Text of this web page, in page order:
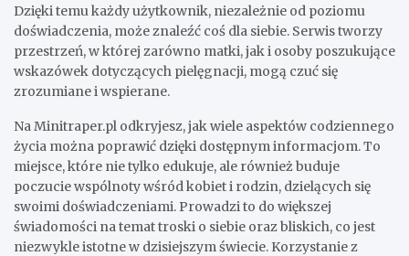
Dzięki temu każdy użytkownik, niezależnie od poziomu
doświadczenia, może znaleźć coś dla siebie. Serwis tworzy
przestrzeń, w której zarówno matki, jak i osoby poszukujące
wskazówek dotyczących pielęgnacji, mogą czuć się
zrozumiane i wspierane.
Na Minitraper.pl odkryjesz, jak wiele aspektów codziennego
życia można poprawić dzięki dostępnym informacjom. To
miejsce, które nie tylko edukuje, ale również buduje
poczucie wspólnoty wśród kobiet i rodzin, dzielących się
swoimi doświadczeniami. Prowadzi to do większej
świadomości na temat troski o siebie oraz bliskich, co jest
niezwykle istotne w dzisiejszym świecie. Korzystanie z